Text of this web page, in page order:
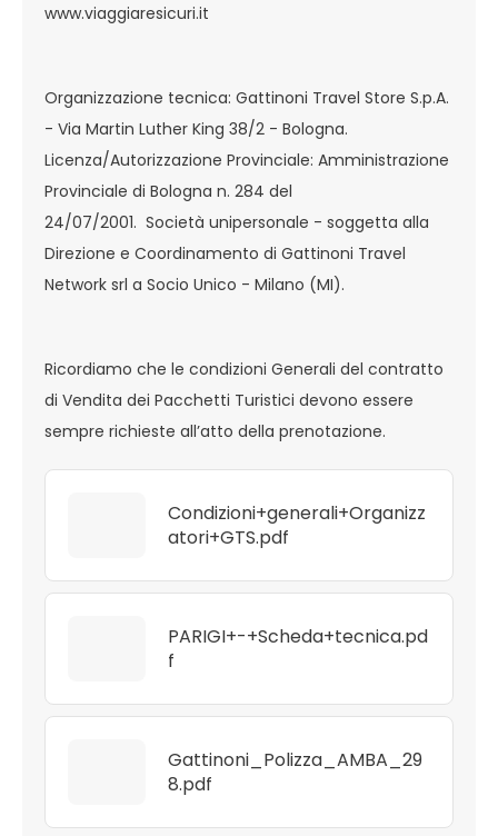
www.viaggiaresicuri.it
Organizzazione tecnica: Gattinoni Travel Store S.p.A.
- Via Martin Luther King 38/2 - Bologna.
Licenza/Autorizzazione Provinciale: Amministrazione
Provinciale di Bologna n. 284 del
24/07/2001. Società unipersonale - soggetta alla
Direzione e Coordinamento di Gattinoni Travel
Network srl a Socio Unico - Milano (MI).
Ricordiamo che le condizioni Generali del contratto
di Vendita dei Pacchetti Turistici devono essere
sempre richieste all’atto della prenotazione.
Condizioni+generali+Organizz
atori+GTS.pdf
PARIGI+-+Scheda+tecnica.pd
f
Gattinoni_Polizza_AMBA_29
8.pdf